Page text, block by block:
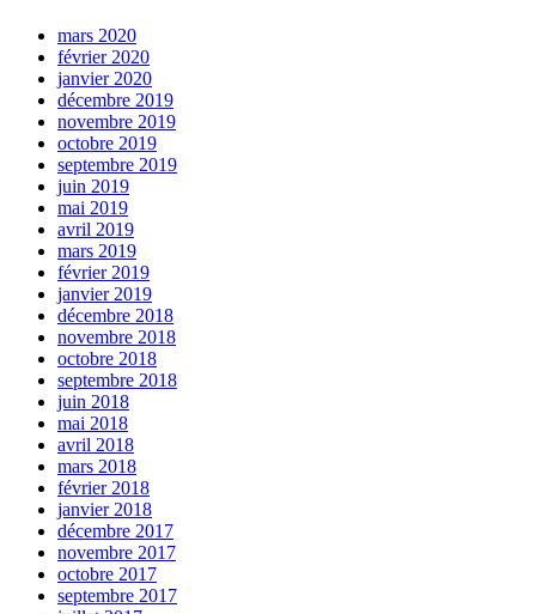
mars 2020
février 2020
janvier 2020
décembre 2019
novembre 2019
octobre 2019
septembre 2019
juin 2019
mai 2019
avril 2019
mars 2019
février 2019
janvier 2019
décembre 2018
novembre 2018
octobre 2018
septembre 2018
juin 2018
mai 2018
avril 2018
mars 2018
février 2018
janvier 2018
décembre 2017
novembre 2017
octobre 2017
septembre 2017